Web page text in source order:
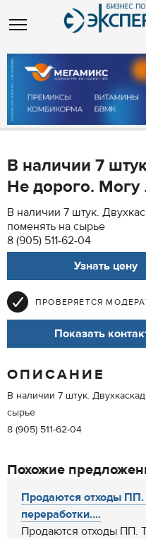
В наличии 7
Не дорого. Могу
В наличии 7 штук.
поменять на сырье
8 (905) 511-62-04
Узнать цену
ПРОВЕРЯЕТСЯ
Показать
ОПИСАНИЕ
В наличии 7 штук.
сырье
8 (905) 511-62-04
Похожие
Продаются отходы
переработки....
Продаются отходы ПП.